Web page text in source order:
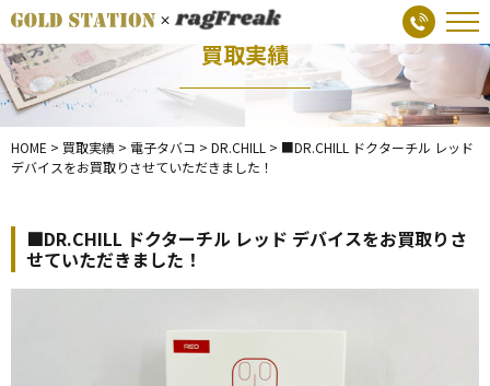
買取実績
HOME > 買取実績 > 電子タバコ > DR.CHILL > ■DR.CHILL ドクターチル レッド
デバイスをお買取りさせていただきました！
■DR.CHILL ドクターチル レッド デバイスをお買取りさ
せていただきました！